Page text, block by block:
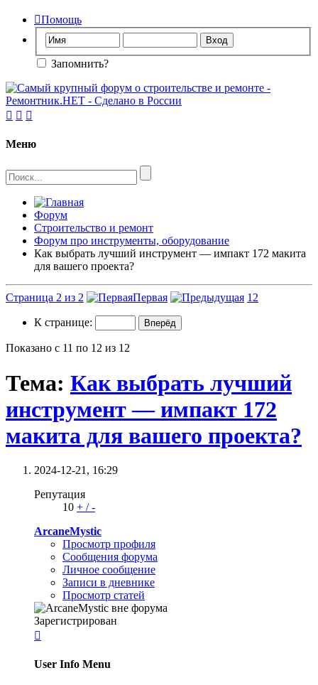
Помощь
Запомнить?
  
Меню
Форум
Строительство и ремонт
Форум про инструменты, оборудование
Как выбрать лучший инструмент — импакт 172 макита
для вашего проекта?
Страница 2 из 2 Первая 1 2
К странице:
Показано с 11 по 12 из 12
Тема: Как выбрать лучший
инструмент — импакт 172
макита для вашего проекта?
2024-12-21, 16:29
Репутация
10 + /-
ArcaneMystic
Просмотр профиля
Сообщения форума
Личное сообщение
Записи в дневнике
Просмотр статей
Зарегистрирован

User Info Menu